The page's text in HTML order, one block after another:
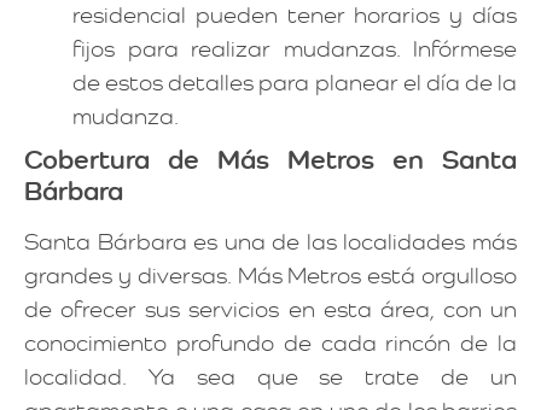
residencial pueden tener horarios y días
fijos para realizar mudanzas. Infórmese
de estos detalles para planear el día de la
mudanza.
Cobertura de Más Metros en Santa
Bárbara
Santa Bárbara es una de las localidades más
grandes y diversas. Más Metros está orgulloso
de ofrecer sus servicios en esta área, con un
conocimiento profundo de cada rincón de la
localidad. Ya sea que se trate de un